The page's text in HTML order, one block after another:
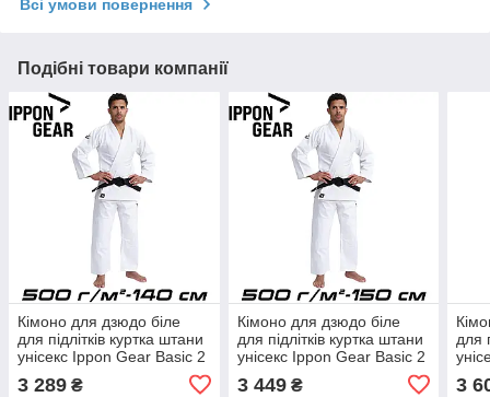
Всі умови повернення
Подібні товари компанії
Кімоно для дзюдо біле
для підлітків куртка штани
унісекс Ippon Gear Basic 2
White 500 гр/м.кв. (140 см)
3 289 ₴
Кімоно для дзюдо біле
для підлітків куртка штани
унісекс Ippon Gear Basic 2
White 500 гр/м.кв. (150 см)
3 449₴
для
3